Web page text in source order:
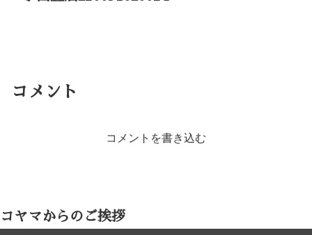
コメント
コメントを書き込む
コヤマからのご挨拶